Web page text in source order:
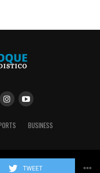
TWEET
BUSINESS
Created by Conectya.